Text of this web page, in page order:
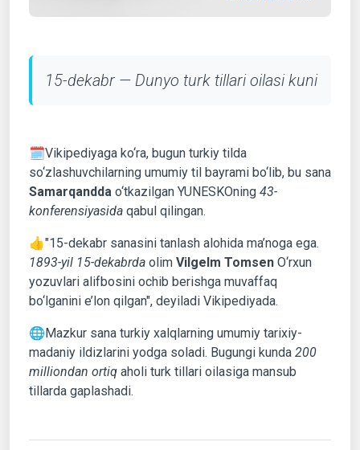
15-dekabr — Dunyo turk tillari oilasi kuni
🗓Vikipediyaga ko‘ra, bugun turkiy tilda
so‘zlashuvchilarning umumiy til bayrami bo‘lib, bu sana
Samarqandda o‘tkazilgan YUNESKOning 43-
konferensiyasida qabul qilingan.
👍"15-dekabr sanasini tanlash alohida ma’noga ega.
1893-yil 15-dekabrda olim Vilgelm Tomsen O‘rxun
yozuvlari alifbosini ochib berishga muvaffaq
bo‘lganini e’lon qilgan", deyiladi Vikipediyada.
🌐Mazkur sana turkiy xalqlarning umumiy tarixiy-
madaniy ildizlarini yodga soladi. Bugungi kunda 200
milliondan ortiq aholi turk tillari oilasiga mansub
tillarda gaplashadi.